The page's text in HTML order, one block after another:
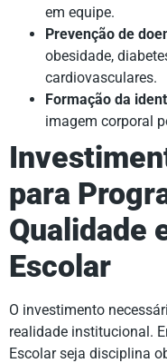
em equipe.
Prevenção de
obesidade,
cardiovasculares.
Formação da
imagem corporal
para
Qualidade
Escolar
O investimento
realidade institucional.
Escolar seja disciplina